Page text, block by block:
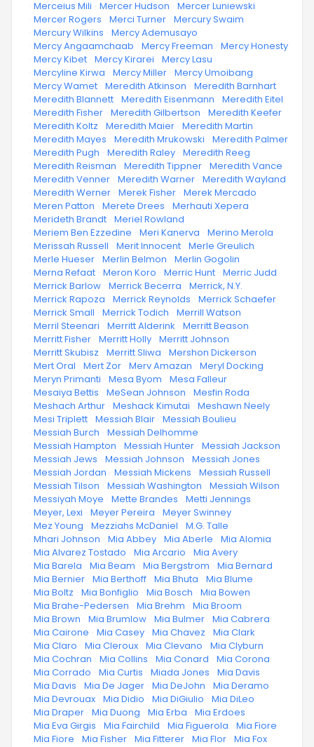
· Merceius Mili · Mercer Hudson · Mercer Luniewski
· Mercer Rogers · Merci Turner · Mercury Swaim
· Mercury Wilkins · Mercy Ademusayo
· Mercy Angaamchaab · Mercy Freeman · Mercy Honesty
· Mercy Kibet · Mercy Kirarei · Mercy Lasu
· Mercyline Kirwa · Mercy Miller · Mercy Umoibang
· Mercy Wamet · Meredith Atkinson · Meredith Barnhart
· Meredith Blannett · Meredith Eisenmann · Meredith Eitel
· Meredith Fisher · Meredith Gilbertson · Meredith Keefer
· Meredith Koltz · Meredith Maier · Meredith Martin
· Meredith Mayes · Meredith Mrukowski · Meredith Palmer
· Meredith Pugh · Meredith Raley · Meredith Reeg
· Meredith Reisman · Meredith Tippner · Meredith Vance
· Meredith Venner · Meredith Warner · Meredith Wayland
· Meredith Werner · Merek Fisher · Merek Mercado
· Meren Patton · Merete Drees · Merhauti Xepera
· Merideth Brandt · Meriel Rowland
· Meriem Ben Ezzedine · Meri Kanerva · Merino Merola
· Merissah Russell · Merit Innocent · Merle Greulich
· Merle Hueser · Merlin Belmon · Merlin Gogolin
· Merna Refaat · Meron Koro · Merric Hunt · Merric Judd
· Merrick Barlow · Merrick Becerra · Merrick, N.Y.
· Merrick Rapoza · Merrick Reynolds · Merrick Schaefer
· Merrick Small · Merrick Todich · Merrill Watson
· Merril Steenari · Merritt Alderink · Merritt Beason
· Merritt Fisher · Merritt Holly · Merritt Johnson
· Merritt Skubisz · Merritt Sliwa · Mershon Dickerson
· Mert Oral · Mert Zor · Merv Amazan · Meryl Docking
· Meryn Primanti · Mesa Byom · Mesa Falleur
· Mesaiya Bettis · MeSean Johnson · Mesfin Roda
· Meshach Arthur · Meshack Kimutai · Meshawn Neely
· Mesi Triplett · Messiah Blair · Messiah Boulieu
· Messiah Burch · Messiah Delhomme
· Messiah Hampton · Messiah Hunter · Messiah Jackson
· Messiah Jews · Messiah Johnson · Messiah Jones
· Messiah Jordan · Messiah Mickens · Messiah Russell
· Messiah Tilson · Messiah Washington · Messiah Wilson
· Messiyah Moye · Mette Brandes · Metti Jennings
· Meyer, Lexi · Meyer Pereira · Meyer Swinney
· Mez Young · Mezziahs McDaniel · M.G. Talle
· Mhari Johnson · Mia Abbey · Mia Aberle · Mia Alomia
· Mia Alvarez Tostado · Mia Arcario · Mia Avery
· Mia Barela · Mia Beam · Mia Bergstrom · Mia Bernard
· Mia Bernier · Mia Berthoff · Mia Bhuta · Mia Blume
· Mia Boltz · Mia Bonfiglio · Mia Bosch · Mia Bowen
· Mia Brahe-Pedersen · Mia Brehm · Mia Broom
· Mia Brown · Mia Brumlow · Mia Bulmer · Mia Cabrera
· Mia Cairone · Mia Casey · Mia Chavez · Mia Clark
· Mia Claro · Mia Cleroux · Mia Clevano · Mia Clyburn
· Mia Cochran · Mia Collins · Mia Conard · Mia Corona
· Mia Corrado · Mia Curtis · Miada Jones · Mia Davis
· Mia Davis · Mia De Jager · Mia DeJohn · Mia Deramo
· Mia Devrouax · Mia Didio · Mia DiGiulio · Mia DiLeo
· Mia Draper · Mia Duong · Mia Erba · Mia Erdoes
· Mia Eva Girgis · Mia Fairchild · Mia Figuerola · Mia Fiore
· Mia Fiore · Mia Fisher · Mia Fitterer · Mia Flor · Mia Fox